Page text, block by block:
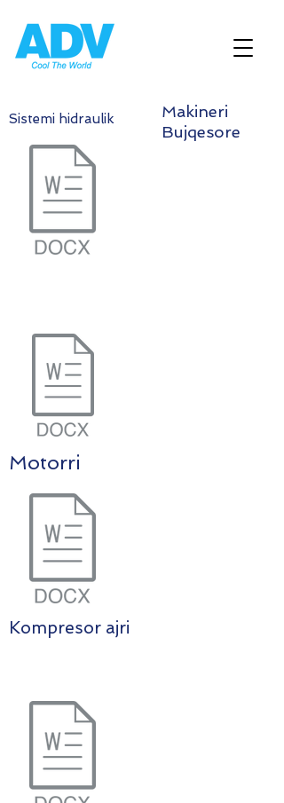
Makineri
Bujqesore
Sistemi hidraulik
Motorri
Kompresor ajri